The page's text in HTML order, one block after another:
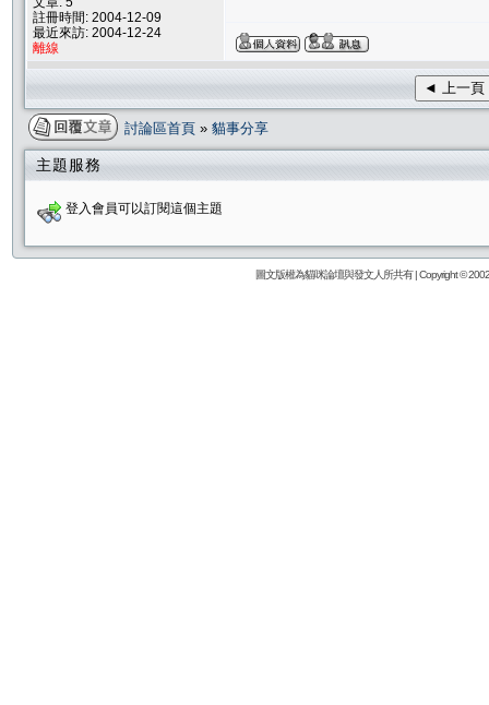
註冊時間: 2004-12-09
最近來訪: 2004-12-24
離線
◄ 上一頁
討論區首頁 » 貓事分享
主題服務
登入會員可以訂閱這個主題
圖文版權為貓咪論壇與發文人所共有 | Copyright ©